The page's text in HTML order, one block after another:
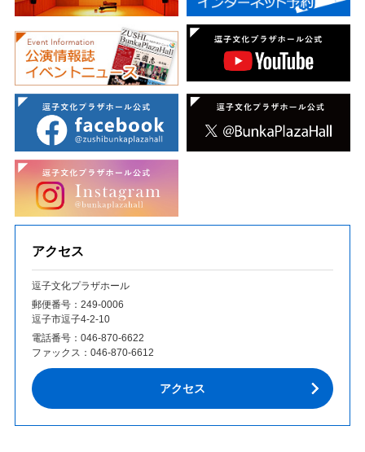
アクセス
逗子文化プラザホール
郵便番号：249‐0006
逗子市逗子4-2-10
電話番号： 046-870-6622
ファックス： 046-870-6612
アクセス